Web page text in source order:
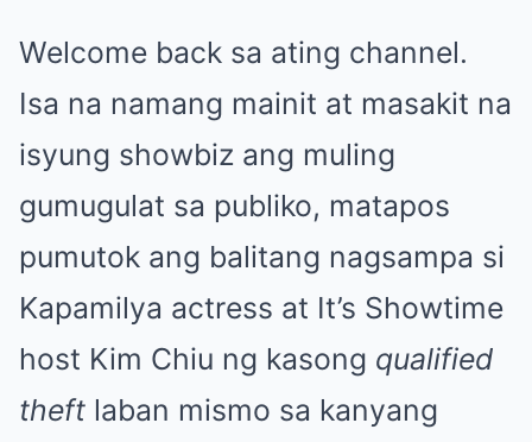
Welcome back sa ating channel.
Isa na namang mainit at masakit na
isyung showbiz ang muling
gumugulat sa publiko, matapos
pumutok ang balitang nagsampa si
Kapamilya actress at It’s Showtime
host Kim Chiu ng kasong qualified
theft laban mismo sa kanyang